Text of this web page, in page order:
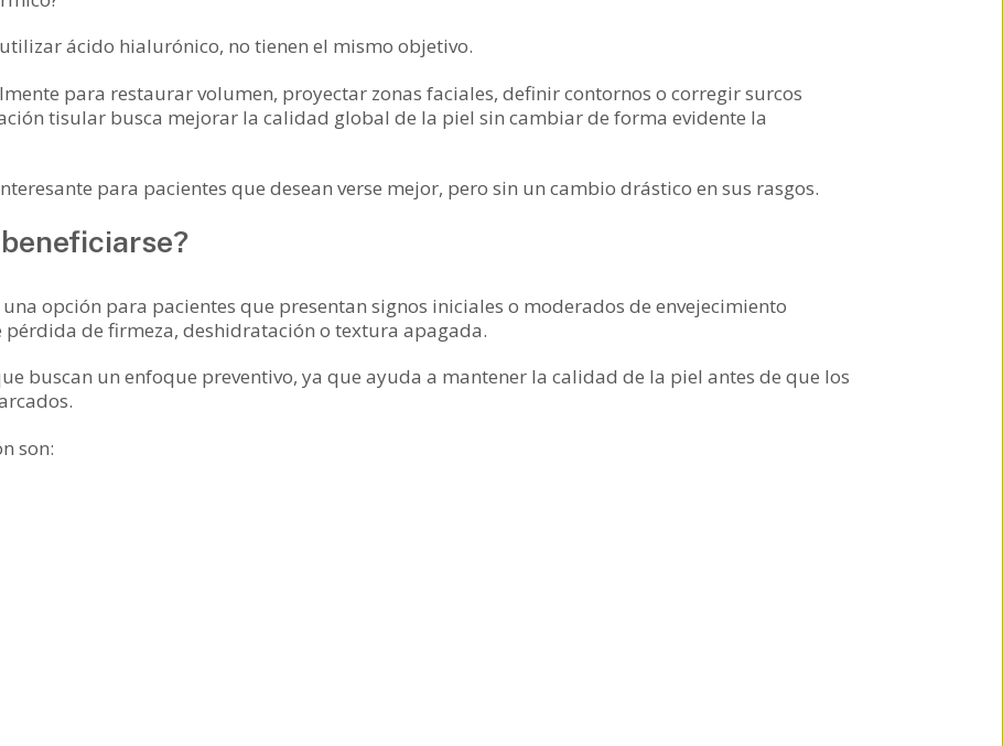
ácido hialurónico, no tienen el mismo objetivo.
para restaurar volumen, proyectar zonas faciales, definir contornos o corregir surcos
tisular busca mejorar la calidad global de la piel sin cambiar de forma evidente la
para pacientes que desean verse mejor, pero sin un cambio drástico en sus rasgos.
opción para pacientes que presentan signos iniciales o moderados de envejecimiento
de firmeza, deshidratación o textura apagada.
buscan un enfoque preventivo, ya que ayuda a mantener la calidad de la piel antes de que los
son: